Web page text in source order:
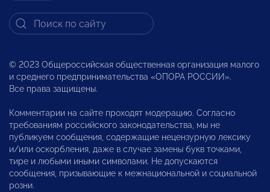
© 2023 Общероссийская общественная организация малого
и среднего предпринимательства «ОПОРА РОССИИ».
Все права защищены.
Комментарии на сайте проходят модерацию. Согласно
требованиям российского законодательства, мы не
публикуем сообщения, содержащие нецензурную лексику
и/или оскорбления, даже в случае замены букв точками,
тире и любыми иными символами. Не допускаются
сообщения, призывающие к межнациональной и социальной
розни.